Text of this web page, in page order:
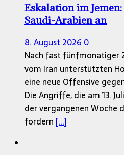
Eskalation im
Saudi-Arabien an
8. August 20260
Nach fast fünfmonatiger
vom Iran unterstützten
eine neue Offensive
Die Angriffe, die am 13.
der vergangenen Woche
fordern [...]